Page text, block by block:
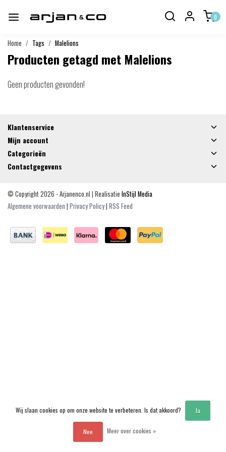
0
Home Tags Malelions
Producten getagd met Malelions
Geen producten gevonden!
Klantenservice
Mijn account
Categorieën
Contactgegevens
© Copyright 2026 - Arjanenco.nl | Realisatie InStijl Media
Algemene voorwaarden | Privacy Policy| RSS Feed
Wij slaan cookies op om onze website te verbeteren. Is dat akkoord? Ja
Nee Meer over cookies »